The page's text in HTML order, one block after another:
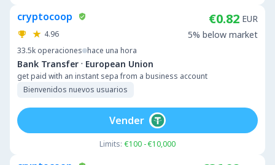
cryptocoop
4.96
33.5k operaciones hace una hora
Bank Transfer · European Union
get paid with an instant sepa from a business account
Bienvenidos nuevos usuarios
€0.82 EUR
5% below market
Limits: €100 - €10,000
Vender